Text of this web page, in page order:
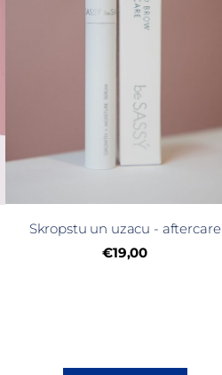
Skropstu un uzacu - aftercare
€19,00